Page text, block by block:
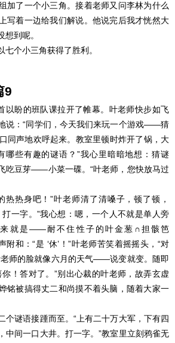
加了一个小三角。接着老师又问李林为什么
写着一边给我们解说。他说完后我才恍然大
到呢。
个小三角获得了胜利。
9
盼的班队课拉开了帷幕。叶老师快步如飞
说：“同学们，今天我们来玩一个游戏――猜
同声地欢呼起来。教室里顿时炸开了锅，大
哪些有趣的谜语？”我心里暗暗地想：猜谜
吃豆芽――小菜一碟。“叶老师，您快放马过
热身吧！”叶老师清了清嗓子，顿了顿，
一字。”我心想：嗯，一个人不就是单人旁
就是――耐不住性子的叶金葱∩担骸笆
附和：“是 ‘休’！”叶老师苦笑着摇摇头，“对
的脸就像六月的天气――说变就变。随即
你！答对了。”别出心裁的叶老师，故弄玄虚
铭被搞得丈二和尚摸不着头脑，随着大家一
谜语接踵而至。“上有二十万大军，下有四
中间一口大井。打一字。”教室里立刻鸦雀无